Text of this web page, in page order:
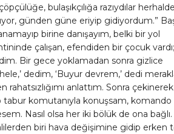
bulaşıkçılığa razıydılar
günden güne eriyip gidiyordum.”
birine danışayım, belki bir yol
çalışan, efendiden bir çocuk vardı;
Bir gece yoklamadan sonra gizlice
dedim, ‘Buyur devrem,’ dedi
rahatsızlığımı anlattım. Sonra çekinerek
komutanıyla konuşsam, komando
Nasıl olsa her iki bölük de ona bağlı.
biri hava değişimine gidip erken